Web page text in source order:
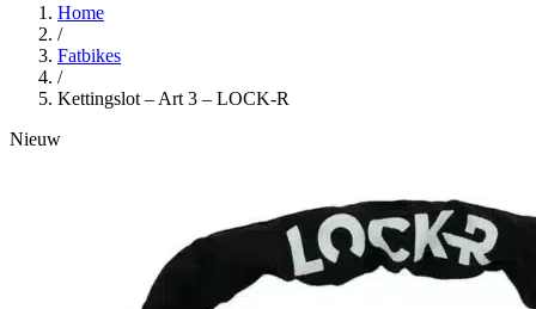
Home
/
Fatbikes
/
Kettingslot – Art 3 – LOCK-R
Nieuw